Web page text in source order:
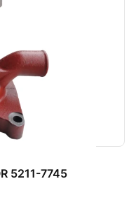
5211-7745